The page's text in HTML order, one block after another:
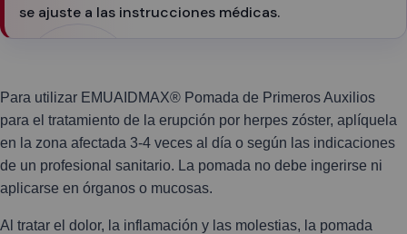
se ajuste a las instrucciones médicas.
Para utilizar EMUAIDMAX® Pomada de Primeros Auxilios
para el tratamiento de la erupción por herpes zóster, aplíquela
en la zona afectada 3-4 veces al día o según las indicaciones
de un profesional sanitario. La pomada no debe ingerirse ni
aplicarse en órganos o mucosas.
Al tratar el dolor, la inflamación y las molestias, la pomada